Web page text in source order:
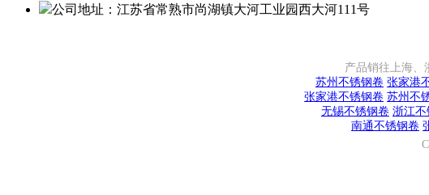
公司地址：江苏省常熟市尚湖镇大河工业园西大河111号
产品销往上海、
苏州不锈钢卷 张家港
张家港不锈钢卷 苏州不
无锡不锈钢卷 浙江
南通不锈钢卷